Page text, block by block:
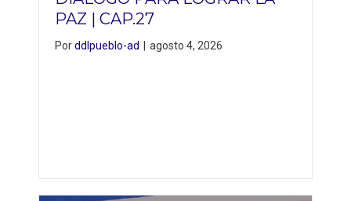
PAZ | CAP.27
Porddlpueblo-ad agosto 4, 2026